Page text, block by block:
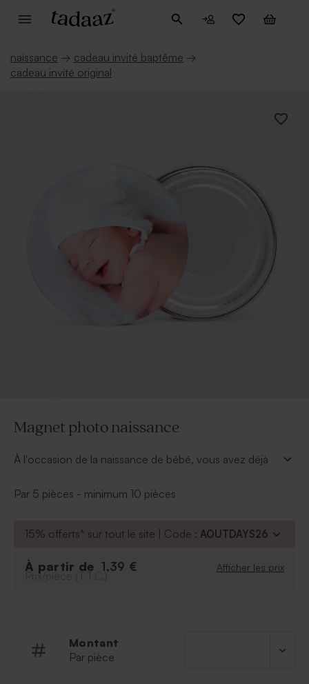
naissance → cadeau invité baptême →
cadeau invité original
Magnet photo naissance
À l'occasion de la naissance de bébé, vous avez déjà
bonne nouvelle. offrez à vos proches un petit cadeau
Grands-parents, oncles et tantes pourront l'accrocher
attention qui va les faire fondre !
baptême choisi.
Par 5 pièces - minimum 10 pièces
15% offerts* sur tout le site | Code : AOUTDAYS26
À partir de 1,39 € Afficher les prix
Prix/pièce (T.T.C.)
Montant
Par pièce